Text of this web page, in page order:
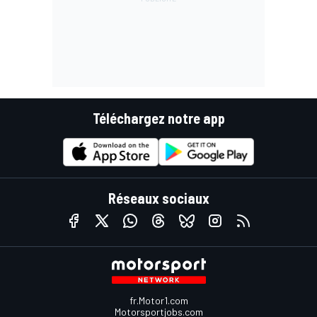
Téléchargez notre app
Réseaux sociaux
fr.Motor1.com
Motorsportjobs.com